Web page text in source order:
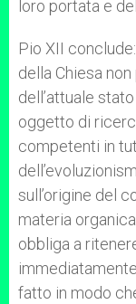
loro portata e
Pio XII
della Chiesa
dell’attuale
oggetto di
competenti in
sull’origine del
materia
obbliga a
fatto in modo